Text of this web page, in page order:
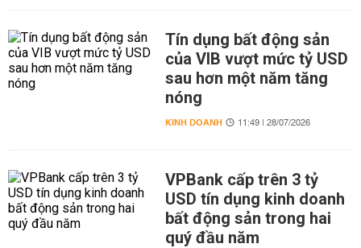
Tín dụng bất động sản
của VIB vượt mức tỷ USD
sau hơn một năm tăng
nóng
KINH DOANH 11:49 | 28/07/2026
VPBank cấp trên 3 tỷ
USD tín dụng kinh doanh
bất động sản trong hai
quý đầu năm